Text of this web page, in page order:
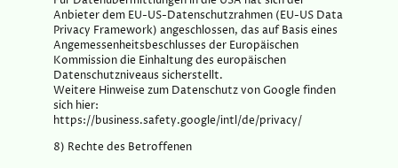
Anbieter dem EU-US-Datenschutzrahmen (EU-US Data
Privacy Framework) angeschlossen, das auf Basis eines
Angemessenheitsbeschlusses der Europäischen
Kommission die Einhaltung des europäischen
Datenschutzniveaus sicherstellt.
Weitere Hinweise zum Datenschutz von Google finden
sich hier:
https://business.safety.google/intl/de/privacy/
8) Rechte des Betroffenen